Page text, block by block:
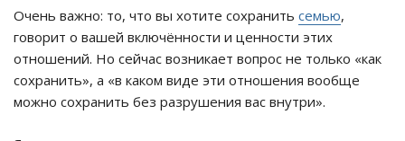
Очень важно: то, что вы хотите сохранить семью,
говорит о вашей включённости и ценности этих
отношений. Но сейчас возникает вопрос не только «как
сохранить», а «в каком виде эти отношения вообще
можно сохранить без разрушения вас внутри».